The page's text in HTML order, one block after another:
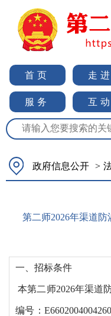
首页 走进
服务 互动
政府信息公开 >
第二师2026年渠道
一、招标条件
本第二师2026年渠道
编号：